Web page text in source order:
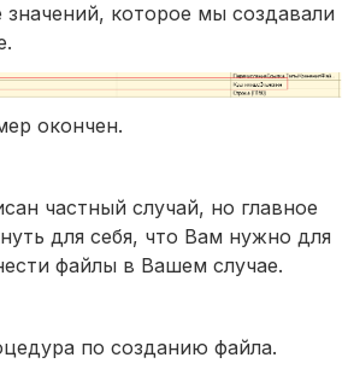
которое мы создавали
окончен.
частный случай, но главное
для себя, что Вам нужно для
файлы в Вашем случае.
по созданию файла.